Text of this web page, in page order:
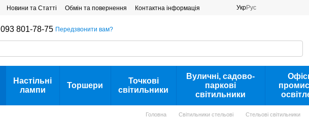
Новини та Статті Обмін та повернення Контактна інформація УкрРус
093 801-78-75 Передзвонити вам?
Настільні
лампи
Торшери
Точкові
світильники
Вуличні, садово-
паркові
світильники
Головна Світильники стельові Стельові світильники